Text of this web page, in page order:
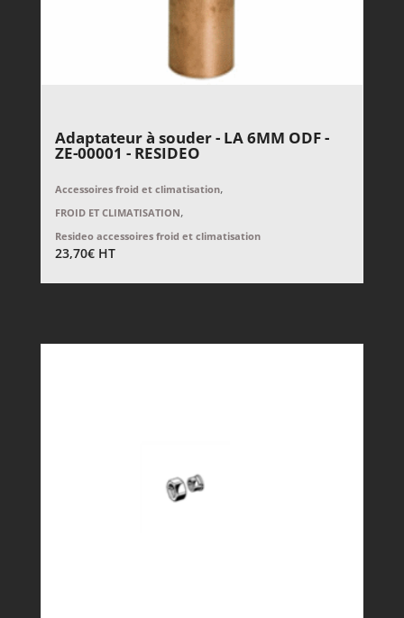
Adaptateur à souder - LA 6MM ODF -
ZE-00001 - RESIDEO
Accessoires froid et climatisation,
FROID ET CLIMATISATION,
Resideo accessoires froid et climatisation
23,70€ HT